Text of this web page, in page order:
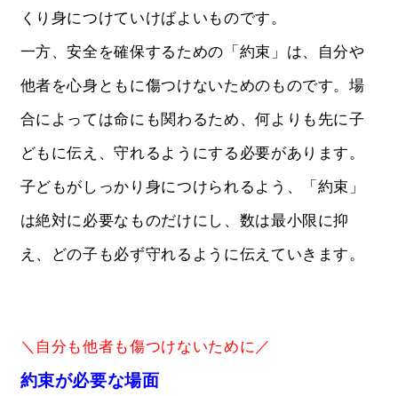
くり身につけていけばよいものです。
一方、安全を確保するための「約束」は、自分や
他者を心身ともに傷つけないためのものです。場
合によっては命にも関わるため、何よりも先に子
どもに伝え、守れるようにする必要があります。
子どもがしっかり身につけられるよう、「約束」
は絶対に必要なものだけにし、数は最小限に抑
え、どの子も必ず守れるように伝えていきます。
＼自分も他者も傷つけないために／
約束が必要な場面